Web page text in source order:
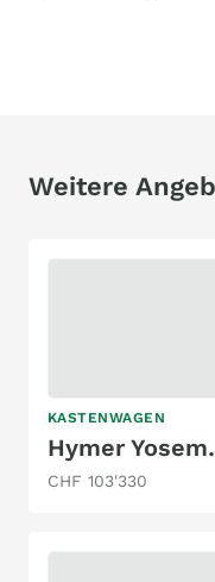
Weitere
KASTENWAGEN
CHF 103'330